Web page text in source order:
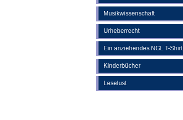
Musikwissenschaft
Urheberrecht
Ein anziehendes NGL T-Shirt
Kinderbücher
Leselust